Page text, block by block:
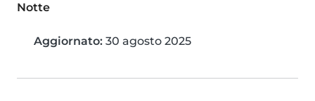
Notte
Aggiornato: 30 agosto 2025